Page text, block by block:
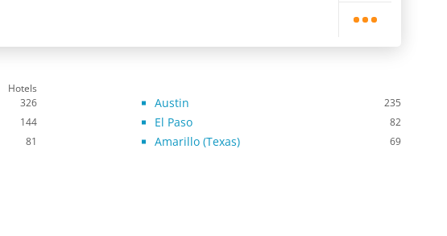
Hotels
326 Austin 235
144 El Paso 82
81 Amarillo (Texas) 69